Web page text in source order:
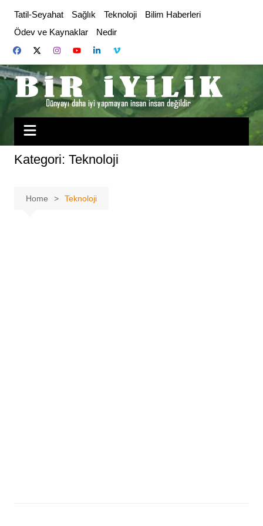
content
Tatil-Seyahat Sağlık Teknoloji
Bilim Haberleri
Ödev ve Kaynaklar
Nedir
Kategori: Teknoloji
Home Teknoloji